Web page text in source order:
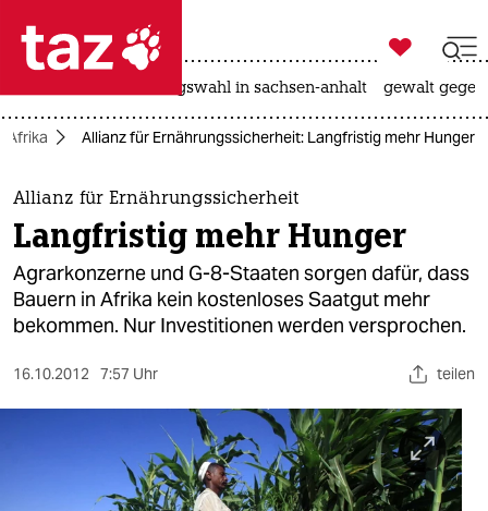
 taz zahl ich
taz zahl ich
themen
politik
öko

taz zahl ich
landtagswahl in sachsen-anhalt gewalt
Afrika Allianz für Ernährungssicherheit: Langfristig mehr Hunger
Allianz für Ernährungssicherheit
Langfristig mehr Hunger
Agrarkonzerne und G-8-Staaten sorgen dafür, dass
Bauern in Afrika kein kostenloses Saatgut mehr
bekommen. Nur Investitionen werden versprochen.
16.10.2012 7:57 Uhr teilen